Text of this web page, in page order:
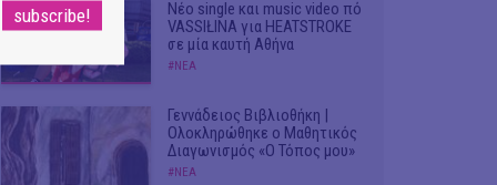
Νέο single και music video πό
VASSIŁINA για HEATSTROKE
σε μία καυτή Αθήνα
#ΝΕΑ
Γεννάδειος Βιβλιοθήκη |
Ολοκληρώθηκε ο Μαθητικός
Διαγωνισμός «Ο Τόπος μου»
#ΝΕΑ